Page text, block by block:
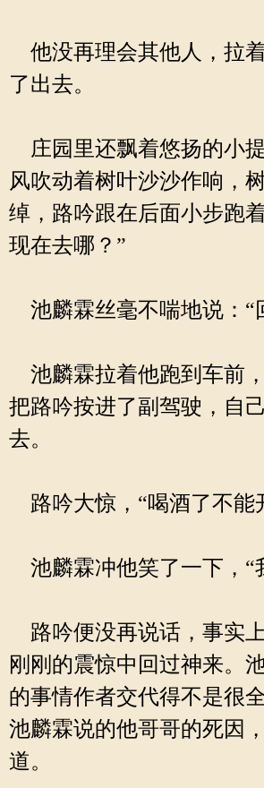
他没再理会其他人，拉
了出去。
庄园里还飘着悠扬的小
风吹动着树叶沙沙作响，
绰，路吟跟在后面小步跑
现在去哪？”
池麟霖丝毫不喘地说：“
池麟霖拉着他跑到车前，
把路吟按进了副驾驶，自
去。
路吟大惊，“喝酒了不能
池麟霖冲他笑了一下，“
路吟便没再说话，事实
刚刚的震惊中回过神来。
的事情作者交代得不是很
池麟霖说的他哥哥的死因
道。